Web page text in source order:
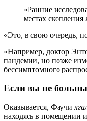
«Ранние
местах
«Это, в свою очередь,
«Например, доктор
пандемии, но позже
бессимптомного
Если вы не
Оказывается, Фаучи
находясь в помещении